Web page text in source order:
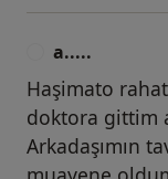
a.....
Haşimato
doktora gittim
Arkadaşımın